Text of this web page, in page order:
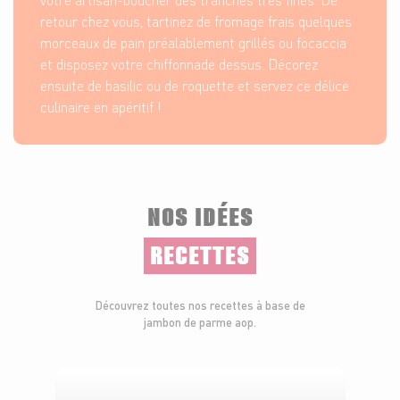
retour chez vous, tartinez de fromage frais quelques
morceaux de pain préalablement grillés ou focaccia
et disposez votre chiffonnade dessus. Décorez
ensuite de basilic ou de roquette et servez ce délice
culinaire en apéritif !
NOS IDÉES
RECETTES
Découvrez toutes nos recettes à base de
jambon de parme aop.